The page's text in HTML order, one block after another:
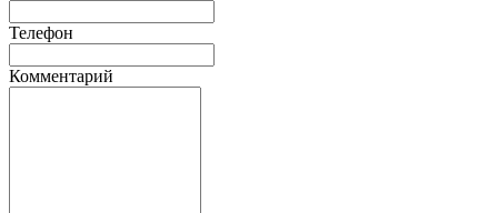
Телефон
Комментарий